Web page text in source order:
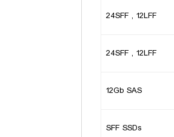
24SFF , 12LFF
24SFF , 12LFF
12Gb SAS
SFF SSDs